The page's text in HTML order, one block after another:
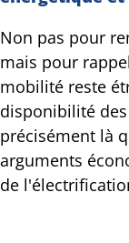
Non pas pour
mais pour
mobilité reste
disponibilité
précisément là
arguments
de